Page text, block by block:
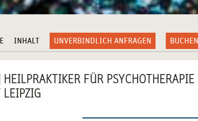
INHALT UNVERBINDLICH ANFRAGEN BUCHEN
FÜR PSYCHOTHERAPIE
LEIPZIG